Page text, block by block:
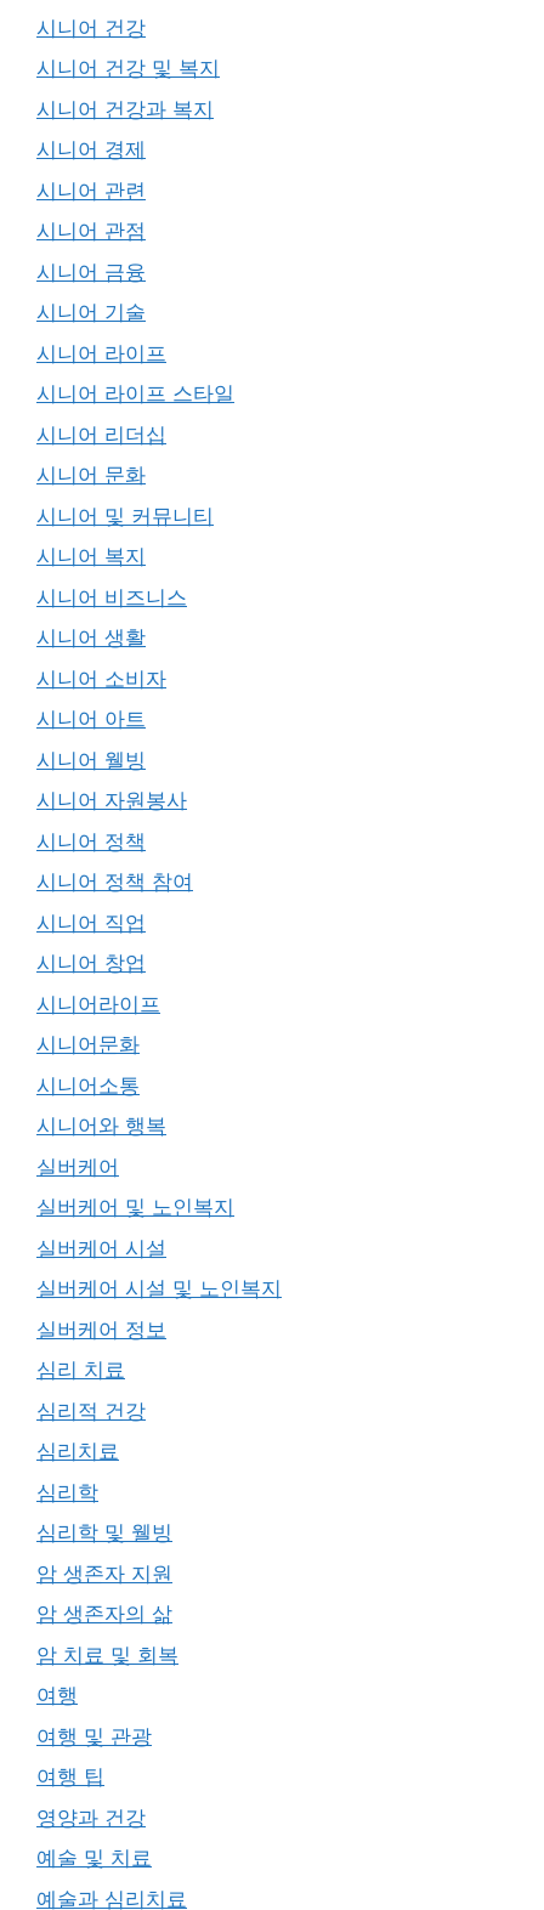
시니어 건강
시니어 건강 및 복지
시니어 건강과 복지
시니어 경제
시니어 관련
시니어 관점
시니어 금융
시니어 기술
시니어 라이프
시니어 라이프 스타일
시니어 리더십
시니어 문화
시니어 및 커뮤니티
시니어 복지
시니어 비즈니스
시니어 생활
시니어 소비자
시니어 아트
시니어 웰빙
시니어 자원봉사
시니어 정책
시니어 정책 참여
시니어 직업
시니어 창업
시니어라이프
시니어문화
시니어소통
시니어와 행복
실버케어
실버케어 및 노인복지
실버케어 시설
실버케어 시설 및 노인복지
실버케어 정보
심리 치료
심리적 건강
심리치료
심리학
심리학 및 웰빙
암 생존자 지원
암 생존자의 삶
암 치료 및 회복
여행
여행 및 관광
여행 팁
영양과 건강
예술 및 치료
예술과 심리치료